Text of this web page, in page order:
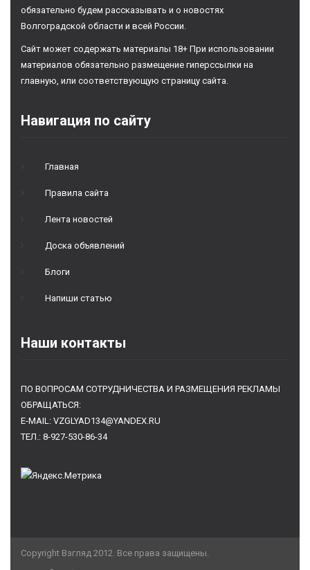
обязательно будем рассказывать и о новостях
Волгоградской области и всей России.
Сайт может содержать материалы 18+ При использовании
материалов обязательно размещение гиперссылки на
главную, или соответствующую страницу сайта.
Навигация по сайту
Главная
Правила сайта
Лента новостей
Доска объявлений
Блоги
Напиши статью
Наши контакты
ПО ВОПРОСАМ СОТРУДНИЧЕСТВА И РАЗМЕЩЕНИЯ РЕКЛАМЫ
ОБРАЩАТЬСЯ:
E-MAIL: VZGLYAD134@YANDEX.RU
ТЕЛ.: 8-927-530-86-34
Copyright Взгляд 2012. Все права защищены.